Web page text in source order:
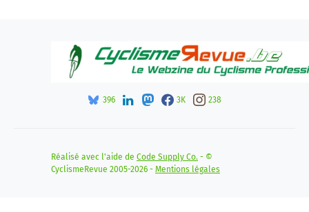
396 3K 238
Réalisé avec l'aide de Code Supply Co. - ©
CyclismeRevue 2005-2026 - Mentions légales